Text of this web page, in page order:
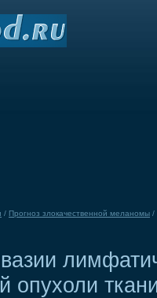
/ Прогноз злокачественной меланомы /
опухоли